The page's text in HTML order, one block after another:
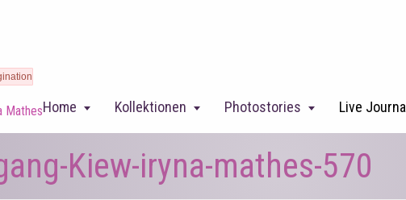
MathesHome Kollektionen Photostories Live Journal
Kiew-iryna-mathes-570